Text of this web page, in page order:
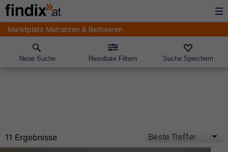
Marktplatz Matratzen & Bettwaren
Neue Suche Resultate Filtern Suche Speichern
11 Ergebnisse